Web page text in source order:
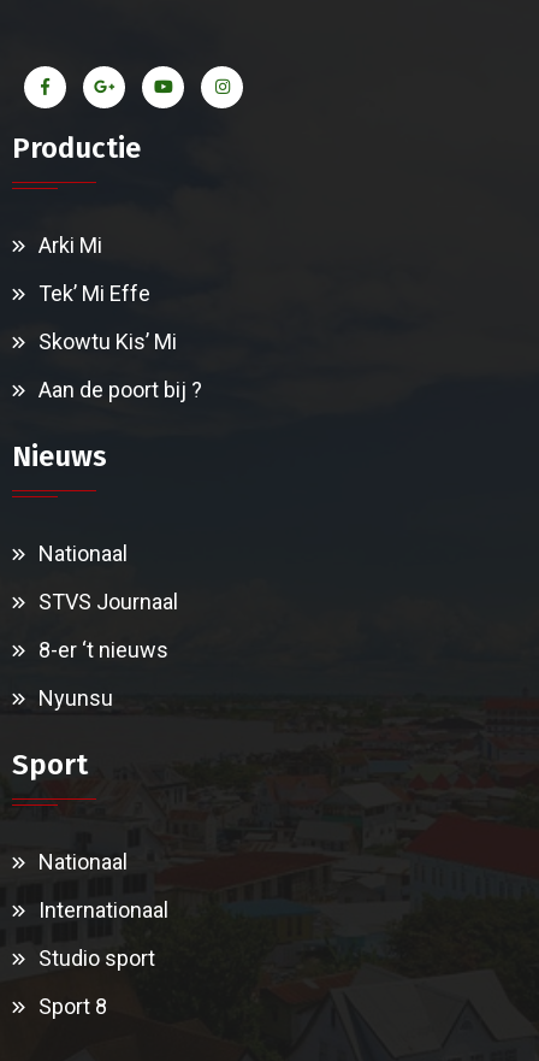
Productie
Arki Mi
Tek’ Mi Effe
Skowtu Kis’ Mi
Aan de poort bij ?
Nieuws
Nationaal
STVS Journaal
8-er ‘t nieuws
Nyunsu
Sport
Nationaal
Internationaal
Studio sport
Sport 8